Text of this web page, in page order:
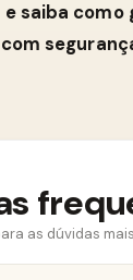
saiba como
as dúvidas